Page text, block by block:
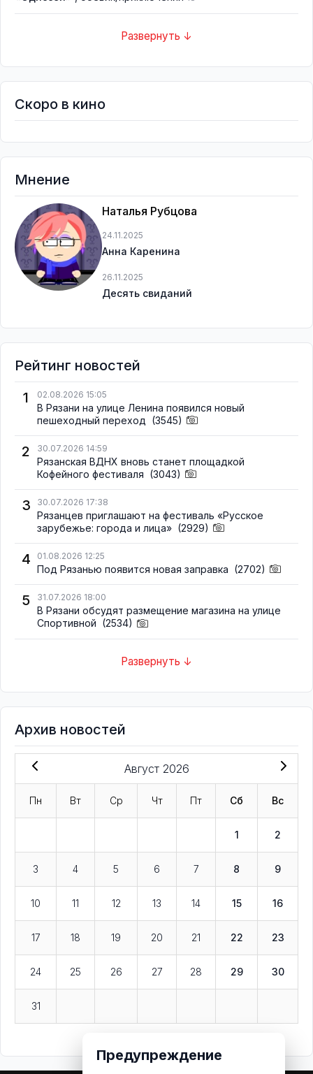
Развернуть ↓
Скоро в кино
Мнение
Наталья Рубцова
24.11.2025
Анна Каренина
26.11.2025
Десять свиданий
Рейтинг новостей
1
02.08.2026 15:05
В Рязани на улице Ленина появился новый
пешеходный переход (3545)
2 30.07.2026 14:59
Рязанская ВДНХ вновь станет площадкой
Кофейного фестиваля (3043)
3 30.07.2026 17:38
Рязанцев приглашают на фестиваль «Русское
зарубежье: города и лица» (2929)
4 01.08.2026 12:25
Под Рязанью появится новая заправка (2702)
5 31.07.2026 18:00
В Рязани обсудят размещение магазина на улице
Спортивной (2534)
Развернуть ↓
Архив новостей
Август 2026
Пн Вт Ср Чт Пт Сб Вс
1 2
3 4 5 6 7 8 9
10 11 12 13 14 15 16
17 18 19 20 21 22 23
24 25 26 27 28 29 30
31
Предупреждение